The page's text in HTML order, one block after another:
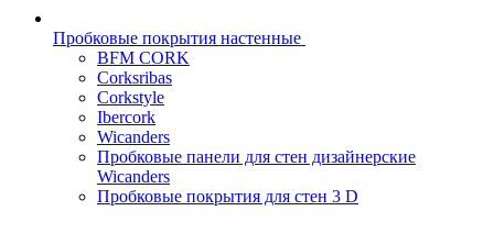
Пробковые покрытия настенные
BFM CORK
Corksribas
Corkstyle
Ibercork
Wicanders
Пробковые панели для стен дизайнерские
Wicanders
Пробковые покрытия для стен 3 D